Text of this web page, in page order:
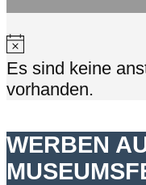
Es sind keine
vorhanden.
WERBEN